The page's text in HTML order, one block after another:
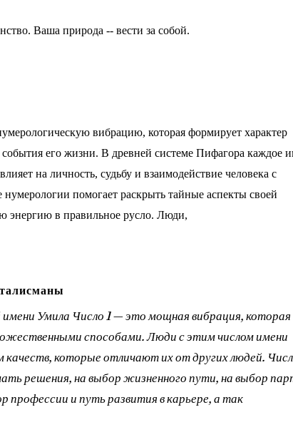
Ваша природа -- вести за собой.
вибрацию, которая формирует характер
его жизни. В древней системе Пифагора каждое
на личность, судьбу и взаимодействие человека с
помогает раскрыть тайные аспекты своей
энергию в правильное русло. Люди,
имени Умила Число 1 — это мощная вибрация, которая
способами. Люди с этим числом имени
которые отличают их от других людей.
решения, на выбор жизненного пути, на выбор
профессии и путь развития в карьере, а так